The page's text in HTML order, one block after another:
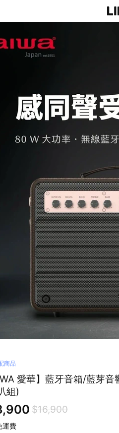
商品
愛華】藍牙音箱/藍芽
組)
$16,900
運費